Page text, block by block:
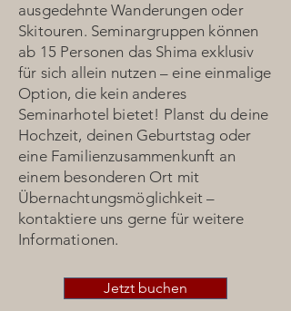
ausgedehnte Wanderungen oder
Skitouren. Seminargruppen können
ab 15 Personen das Shima exklusiv
für sich allein nutzen – eine einmalige
Option, die kein anderes
Seminarhotel bietet! Planst du deine
Hochzeit, deinen Geburtstag oder
eine Familienzusammenkunft an
einem besonderen Ort mit
Übernachtungsmöglichkeit –
kontaktiere uns gerne für weitere
Informationen.
Jetzt buchen